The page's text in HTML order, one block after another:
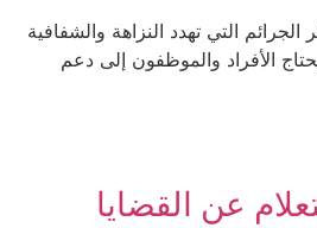
التي تهدد النزاهة والشفافية
والموظفون إلى دعم
عن القضايا